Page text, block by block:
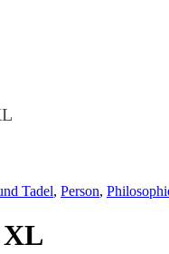
Tadel, Person,
XL